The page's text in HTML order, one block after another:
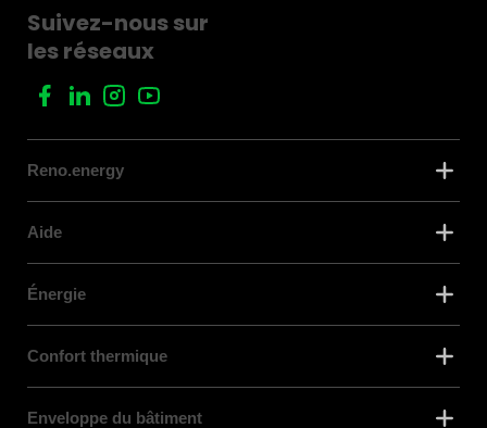
Suivez-nous sur
les réseaux
Reno.energy
Aide
Énergie
Confort thermique
Enveloppe du bâtiment